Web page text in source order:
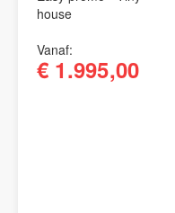
house
Vanaf
€ 1.995,00